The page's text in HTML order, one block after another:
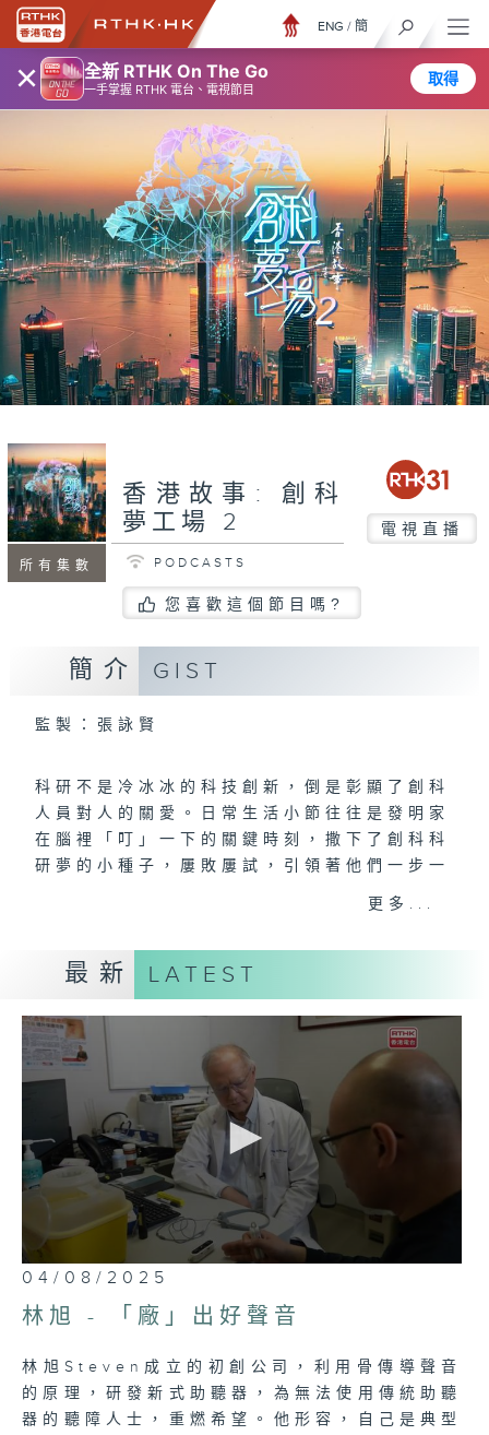
× 全新 RTHK On The Go
一手掌握 RTHK 電台、電視節目
取得
ENG / 簡
所有集數
香港故事: 創科
夢工場 2
電視直播
PODCASTS
您喜歡這個節目嗎?
簡介 GIST
監製：張詠賢
科研不是冷冰冰的科技創新，倒是彰顯了創科
人員對人的關愛。日常生活小節往往是發明家
在腦裡「叮」一下的關鍵時刻，撒下了創科科
研夢的小種子，屢敗屢試，引領著他們一步一
創科人物為主線，娓娓道出他們從事科研的勵
志經歷，創科成果背後的動人故事。
更多...
最新 LATEST
0
seconds
of
25
7
seconds
04/08/2025
林旭 - 「廠」出好聲音
林旭Steven成立的初創公司，利用骨傳導聲音
的原理，研發新式助聽器，為無法使用傳統助聽
器的聽障人士，重燃希望。他形容，自己是典型